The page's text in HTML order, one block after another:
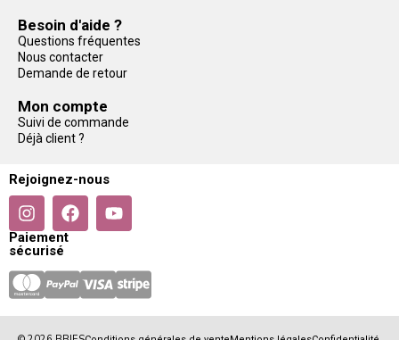
Besoin d'aide ?
Questions fréquentes
Nous contacter
Demande de retour
Mon compte
Suivi de commande
Déjà client ?
Rejoignez-nous
Paiement
sécurisé